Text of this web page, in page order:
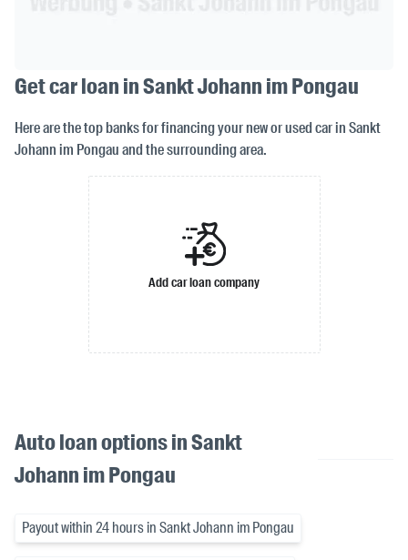
Get car loan in Sankt Johann im Pongau
Here are the top banks for financing your new or used car in Sankt
Johann im Pongau and the surrounding area.
Add car loan company
Auto loan options in Sankt
Johann im Pongau
Payout within 24 hours in Sankt Johann im Pongau